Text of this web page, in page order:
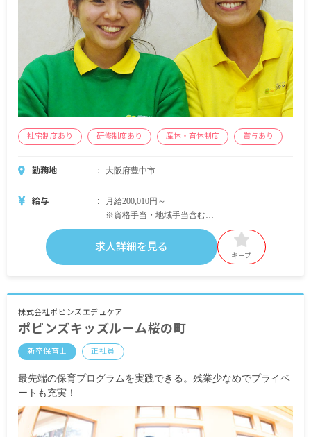
社宅制度あり 研修制度あり 産休・育休制度 賞与あり
勤務地 大阪府豊中市
給与
月給200,010円～
※資格手当・地域手当含む
賞与2カ月分（前年度実績）
通勤手当38,000円（月上限）
求人詳細を見る
キープ
株式会社ポピンズエデュケア
ポピンズキッズルーム桜の町
新卒保育士 正社員
最先端の保育プログラムを実践できる。残業少なめでプライベ
ートも充実！